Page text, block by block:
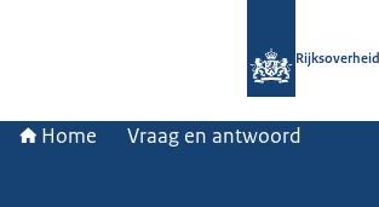
Rijksoverheid
Home Vraag en antwoord